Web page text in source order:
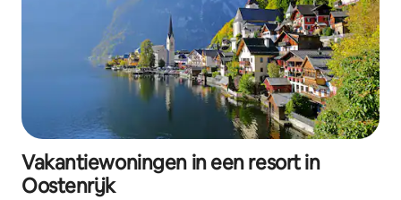
Vakantiewoningen in een resort in
Oostenrijk